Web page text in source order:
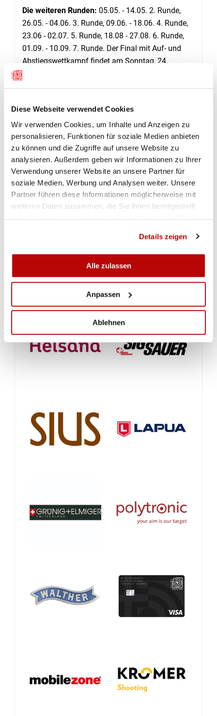
Diese Webseite verwendet Cookies
Wir verwenden Cookies, um Inhalte und Anzeigen zu
personalisieren, Funktionen für soziale Medien anbieten
zu können und die Zugriffe auf unsere Website zu
analysieren. Außerdem geben wir Informationen zu Ihrer
Verwendung unserer Website an unsere Partner für
soziale Medien, Werbung und Analysen weiter. Unsere
Partner führen diese Informationen möglicherweise mit
weiteren Daten zusammen, die Sie ihnen bereitgestellt
Details zeigen
Alle zulassen
Anpassen
Ablehnen
Die weiteren Runden: 05.05. - 14.05. 2. Runde,
26.05. - 04.06. 3. Runde, 09.06. - 18.06. 4. Runde,
23.06 - 02.07. 5. Runde, 18.08 - 27.08. 6. Runde,
01.09. - 10.09. 7. Runde. Der Final mit Auf- und
Abstiegswettkampf findet am Sonntag, 24.
DOWNLOADS
Schweizer Mannschaftsmeisterschaft Gewehr 50m: 1. Runde
200er Schützen der 1. Runde
Schützen-Resultate NLA
Schützen-Resultate NLB Gruppe A
Schützen-Resultate NLB Gruppe B